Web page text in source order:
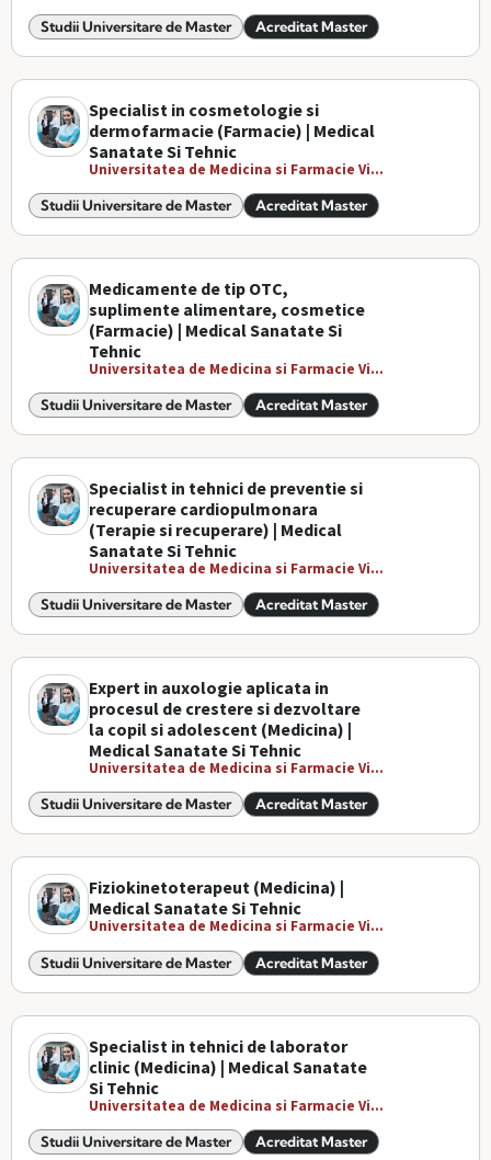
Studii Universitare de Master Acreditat Master
Specialist in cosmetologie si
dermofarmacie (Farmacie) | Medical
Sanatate Si Tehnic
Universitatea de Medicina si Farmacie Vi...
Studii Universitare de Master Acreditat Master
Medicamente de tip OTC,
suplimente alimentare, cosmetice
(Farmacie) | Medical Sanatate Si
Tehnic
Universitatea de Medicina si Farmacie Vi...
Studii Universitare de Master Acreditat Master
Specialist in tehnici de preventie si
recuperare cardiopulmonara
(Terapie si recuperare) | Medical
Sanatate Si Tehnic
Universitatea de Medicina si Farmacie Vi...
Studii Universitare de Master Acreditat Master
Expert in auxologie aplicata in
procesul de crestere si dezvoltare
la copil si adolescent (Medicina) |
Medical Sanatate Si Tehnic
Universitatea de Medicina si Farmacie Vi...
Studii Universitare de Master Acreditat Master
Fiziokinetoterapeut (Medicina) |
Medical Sanatate Si Tehnic
Universitatea de Medicina si Farmacie Vi...
Studii Universitare de Master Acreditat Master
Specialist in tehnici de laborator
clinic (Medicina) | Medical Sanatate
Si Tehnic
Universitatea de Medicina si Farmacie Vi...
Studii Universitare de Master Acreditat Master